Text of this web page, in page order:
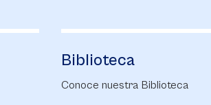
Biblioteca
Conoce nuestra Biblioteca